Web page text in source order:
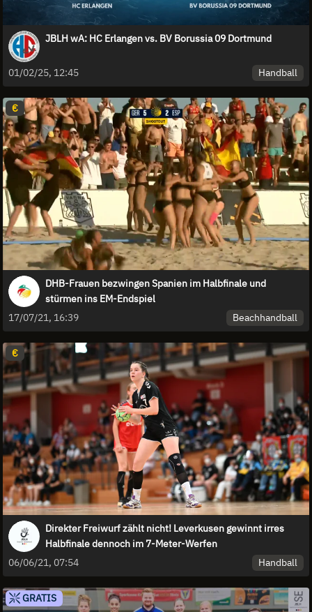
JBLH wA: HC Erlangen vs. BV Borussia 09 Dortmund
01/02/25, 12:45 Handball
€
DHB-Frauen bezwingen Spanien im Halbfinale und
stürmen ins EM-Endspiel
17/07/21, 16:39
Beachhandball
€
Direkter Freiwurf zählt nicht! Leverkusen gewinnt irres
Halbfinale dennoch im 7-Meter-Werfen
06/06/21, 07:54
Handball
GRATIS